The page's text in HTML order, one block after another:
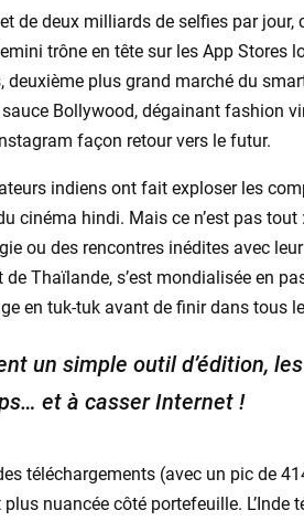
et de deux milliards de selfies par
trône en tête sur les App Stores
deuxième plus grand marché du
sauce Bollywood, dégainant fashion
façon retour vers le futur.
indiens ont fait exploser les
cinéma hindi. Mais ce n’est pas
ou des rencontres inédites avec
Thaïlande, s’est mondialisée en
en tuk-tuk avant de finir dans tous
un simple outil d’édition,
et à casser Internet !
téléchargements (avec un pic de
nuancée côté portefeuille.